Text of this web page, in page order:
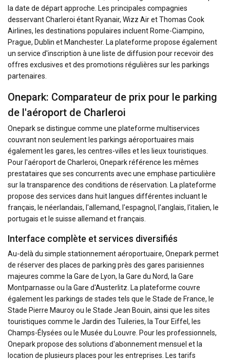
la date de départ approche. Les principales compagnies
desservant Charleroi étant Ryanair, Wizz Air et Thomas Cook
Airlines, les destinations populaires incluent Rome-Ciampino,
Prague, Dublin et Manchester. La plateforme propose également
un service d'inscription à une liste de diffusion pour recevoir des
offres exclusives et des promotions régulières sur les parkings
partenaires.
Onepark: Comparateur de prix pour le parking
de l'aéroport de Charleroi
Onepark se distingue comme une plateforme multiservices
couvrant non seulement les parkings aéroportuaires mais
également les gares, les centres-villes et les lieux touristiques.
Pour l'aéroport de Charleroi, Onepark référence les mêmes
prestataires que ses concurrents avec une emphase particulière
sur la transparence des conditions de réservation. La plateforme
propose des services dans huit langues différentes incluant le
français, le néerlandais, l'allemand, l'espagnol, l'anglais, l'italien, le
portugais et le suisse allemand et français.
Interface complète et services diversifiés
Au-delà du simple stationnement aéroportuaire, Onepark permet
de réserver des places de parking près des gares parisiennes
majeures comme la Gare de Lyon, la Gare du Nord, la Gare
Montparnasse ou la Gare d'Austerlitz. La plateforme couvre
également les parkings de stades tels que le Stade de France, le
Stade Pierre Mauroy ou le Stade Jean Bouin, ainsi que les sites
touristiques comme le Jardin des Tuileries, la Tour Eiffel, les
Champs-Élysées ou le Musée du Louvre. Pour les professionnels,
Onepark propose des solutions d'abonnement mensuel et la
location de plusieurs places pour les entreprises. Les tarifs